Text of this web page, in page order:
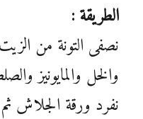
الطريقة :
نصفى التونة من
والخل والمايونيز